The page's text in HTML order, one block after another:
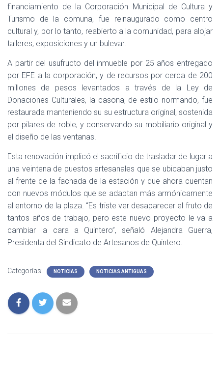
financiamiento de la Corporación Municipal de Cultura y
Turismo de la comuna, fue reinaugurado como centro
cultural y, por lo tanto, reabierto a la comunidad, para alojar
talleres, exposiciones y un bulevar.
A partir del usufructo del inmueble por 25 años entregado
por EFE a la corporación, y de recursos por cerca de 200
millones de pesos levantados a través de la Ley de
Donaciones Culturales, la casona, de estilo normando, fue
restaurada manteniendo su su estructura original, sostenida
por pilares de roble, y conservando su mobiliario original y
el diseño de las ventanas.
Esta renovación implicó el sacrificio de trasladar de lugar a
una veintena de puestos artesanales que se ubicaban justo
al frente de la fachada de la estación y que ahora cuentan
con nuevos módulos que se adaptan más armónicamente
al entorno de la plaza. “Es triste ver desaparecer el fruto de
tantos años de trabajo, pero este nuevo proyecto le va a
cambiar la cara a Quintero”, señaló Alejandra Guerra,
Presidenta del Sindicato de Artesanos de Quintero.
Categorías: NOTICIAS NOTICIAS ANTIGUAS